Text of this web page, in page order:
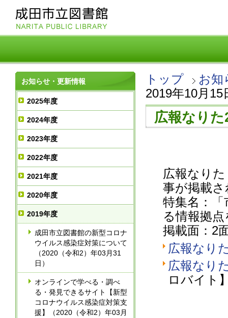
お知らせ・更新情報
2025年度
2024年度
2023年度
2022年度
2021年度
2020年度
2019年度
成田市立図書館の新型コロナ
ウイルス感染症対策について
（2020（令和2）年03月31
日）
オンラインで学べる・調べ
る・発見できるサイト【新型
コロナウイルス感染症対策支
援】（2020（令和2）年03月
トップ
お知
2019年10月15
広報なり
広報なり
事が掲載
特集名：
る情報拠
掲載面：2
広報なり
広報なり
ロバイト